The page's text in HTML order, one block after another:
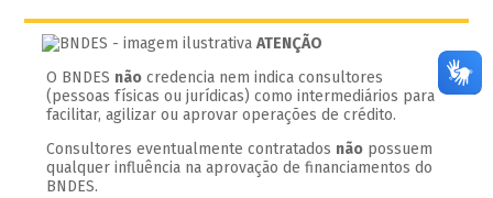
ATENÇÃO
O BNDES não credencia nem indica consultores
(pessoas físicas ou jurídicas) como intermediários para
facilitar, agilizar ou aprovar operações de crédito.
Consultores eventualmente contratados não possuem
qualquer influência na aprovação de financiamentos do
BNDES.